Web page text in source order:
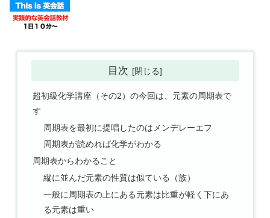
目次
超初級化学講座（その2）の今回は、元素の周期表で
す
周期表を最初に提唱したのはメンデレーエフ
周期表が読めれば化学がわかる
周期表からわかること
縦に並んだ元素の性質は似ている（族）
一般に周期表の上にある元素は比重が軽く下にあ
る元素は重い